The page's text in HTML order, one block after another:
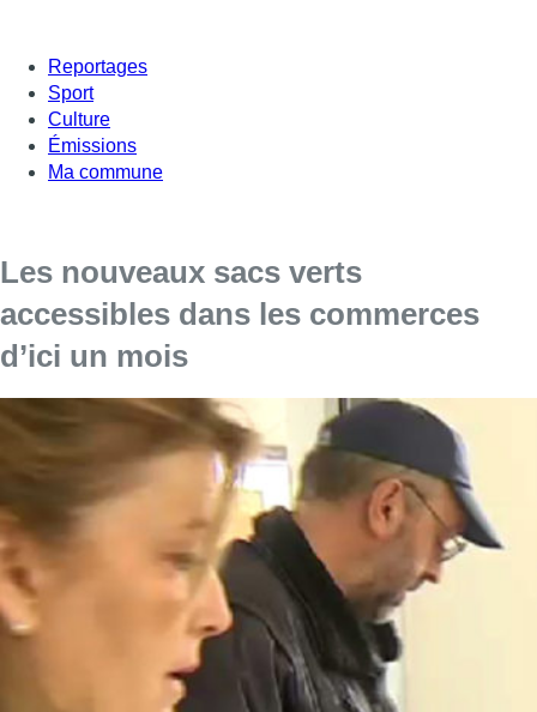
Reportages
Sport
Culture
Émissions
Ma commune
Les nouveaux sacs verts
accessibles dans les commerces
d’ici un mois